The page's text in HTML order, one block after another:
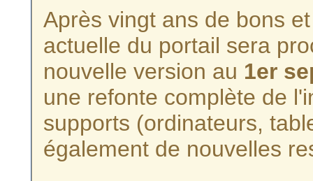
Après vingt ans de bons
actuelle du portail sera
nouvelle version au 1er
une refonte complète de
supports (ordinateurs,
également de nouvelles